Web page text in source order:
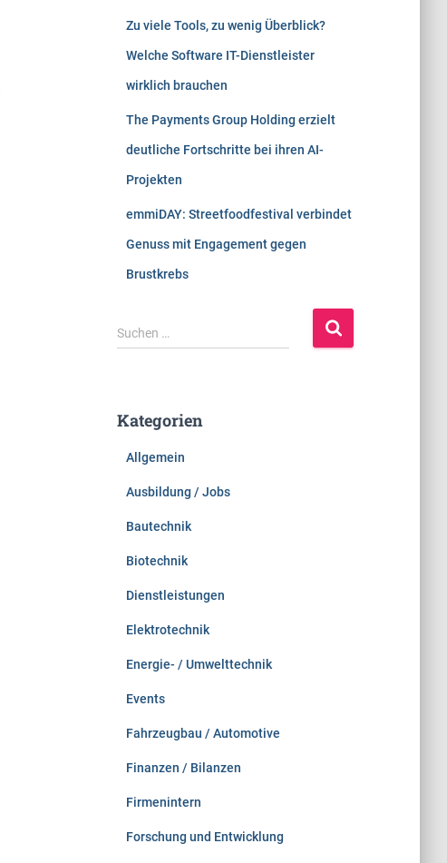
Zu viele Tools, zu wenig Überblick?
Welche Software IT-Dienstleister
wirklich brauchen
The Payments Group Holding erzielt
deutliche Fortschritte bei ihren AI-
Projekten
emmiDAY: Streetfoodfestival verbindet
Genuss mit Engagement gegen
Brustkrebs
S
u
n
Suchen …
Kategorien
Allgemein
Ausbildung / Jobs
Bautechnik
Biotechnik
Dienstleistungen
Elektrotechnik
Energie- / Umwelttechnik
Events
Fahrzeugbau / Automotive
Finanzen / Bilanzen
Firmenintern
Forschung und Entwicklung